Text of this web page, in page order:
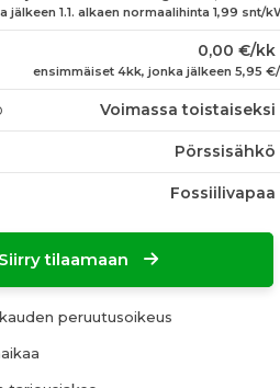
jälkeen 1.1. alkaen normaalihinta 1,99 snt/
0,00 €/kk
ensimmäiset 4kk, jonka jälkeen 5,95
Voimassa toistaiseksi
Pörssisähkö
Fossiilivapaa
Siirry tilaamaan
peruutusoikeus